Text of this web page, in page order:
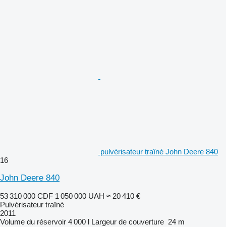
pulvérisateur traîné John Deere 840
16
John Deere 840
53 310 000 CDF 1 050 000 UAH ≈ 20 410 €
Pulvérisateur traîné
2011
Volume du réservoir 4 000 l Largeur de couverture 24 m